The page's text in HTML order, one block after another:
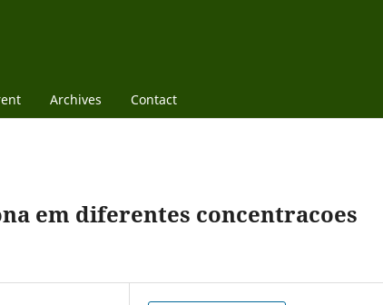
Archives Contact
em diferentes concentracoes